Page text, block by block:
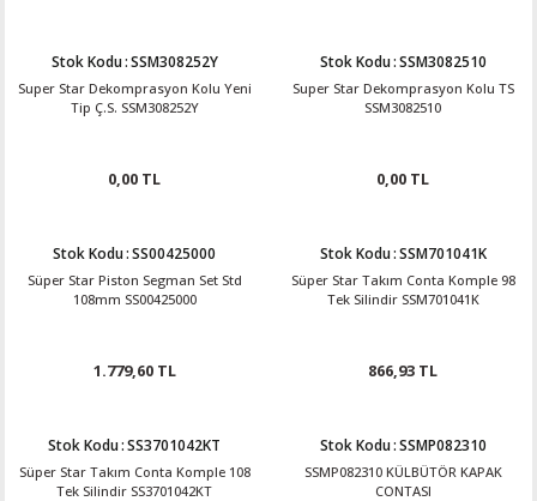
Stok Kodu:SSM308252Y
Super Star Dekomprasyon Kolu Yeni
Tip Ç.S. SSM308252Y
0,00 TL
Stok Kodu:SSM3082510
Super Star Dekomprasyon Kolu TS
SSM3082510
0,00 TL
Stok Kodu:SS00425000
Süper Star Piston Segman Set Std
108mm SS00425000
1.779,60 TL
Stok Kodu:SSM701041K
Süper Star Takım Conta Komple 98
Tek Silindir SSM701041K
866,93 TL
Stok Kodu:SS3701042KT
Süper Star Takım Conta Komple 108
Tek Silindir SS3701042KT
Stok Kodu:SSMP082310
SSMP082310 KÜLBÜTÖR KAPAK
CONTASI